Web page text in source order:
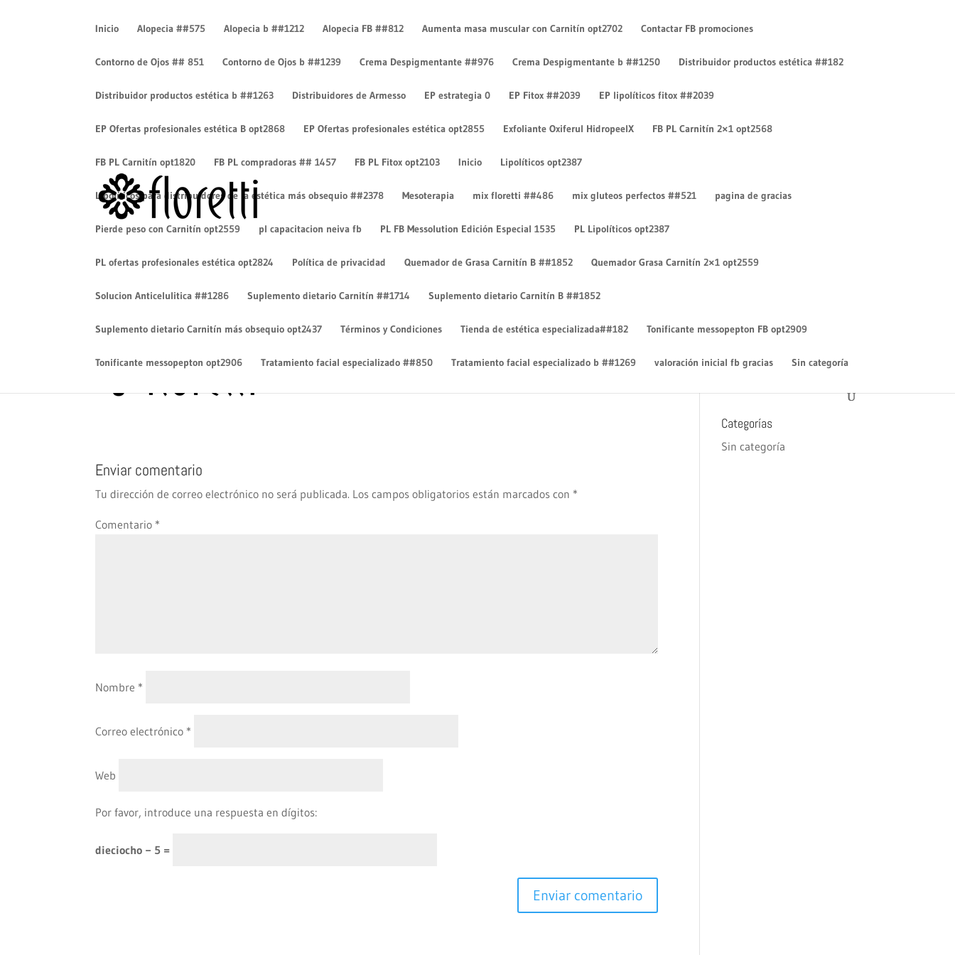
Inicio Alopecia ##575 Alopecia b ##1212 Alopecia FB ##812 Aumenta masa muscular con Carnitín opt2702 Contactar FB promociones
Contorno de Ojos ## 851 Contorno de Ojos b ##1239 Crema Despigmentante ##976 Crema Despigmentante b ##1250 Distribuidor productos estética ##182
Distribuidor productos estética b ##1263 Distribuidores de Armesso EP estrategia 0 EP Fitox ##2039 EP lipolíticos fitox ##2039
EP Ofertas profesionales estética B opt2868 EP Ofertas profesionales estética opt2855 Exfoliante Oxiferul HidropeelX FB PL Carnitín 2×1 opt2568
FB PL Carnitín opt1820 FB PL compradoras ## 1457 FB PL Fitox opt2103 Inicio Lipolíticos opt2387
Lipolíticos para distribuidores de la estética más obsequio ##2378 Mesoterapia mix floretti ##486 mix gluteos perfectos ##521 pagina de gracias
Pierde peso con Carnitín opt2559 pl capacitacion neiva fb PL FB Messolution Edición Especial 1535 PL Lipolíticos opt2387
PL ofertas profesionales estética opt2824 Política de privacidad Quemador de Grasa Carnitín B ##1852 Quemador Grasa Carnitín 2×1 opt2559
Solucion Anticelulitica ##1286 Suplemento dietario Carnitín ##1714 Suplemento dietario Carnitín B ##1852
Suplemento dietario Carnitín más obsequio opt2437 Términos y Condiciones Tienda de estética especializada##182 Tonificante messopepton FB opt2909
Tonificante messopepton opt2906 Tratamiento facial especializado ##850 Tratamiento facial especializado b ##1269 valoración inicial fb gracias Sin categoría
logo-Floretti_negro
porCesar Eduardo Camacho|Dic 17, 2018| 0 Comentarios
Enviar comentario
Tu dirección de correo electrónico no será publicada. Los campos obligatorios están marcados con *
Comentario *
Nombre *
Correo electrónico *
Web
Por favor, introduce una respuesta en dígitos:
dieciocho − 5 =
¡Hola mundo!
Un comentarista de
WordPressen¡Hola mundo!
Archivos
Categorías
Sin categoría